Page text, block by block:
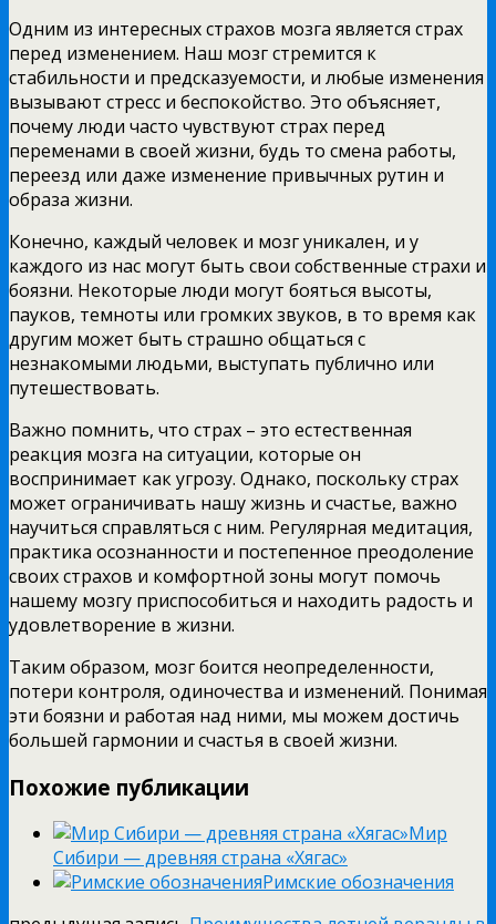
Одним из интересных страхов мозга является страх
перед изменением. Наш мозг стремится к
стабильности и предсказуемости, и любые изменения
вызывают стресс и беспокойство. Это объясняет,
почему люди часто чувствуют страх перед
переменами в своей жизни, будь то смена работы,
переезд или даже изменение привычных рутин и
образа жизни.
Конечно, каждый человек и мозг уникален, и у
каждого из нас могут быть свои собственные страхи и
боязни. Некоторые люди могут бояться высоты,
пауков, темноты или громких звуков, в то время как
другим может быть страшно общаться с
незнакомыми людьми, выступать публично или
путешествовать.
Важно помнить, что страх – это естественная
реакция мозга на ситуации, которые он
воспринимает как угрозу. Однако, поскольку страх
может ограничивать нашу жизнь и счастье, важно
научиться справляться с ним. Регулярная медитация,
практика осознанности и постепенное преодоление
своих страхов и комфортной зоны могут помочь
нашему мозгу приспособиться и находить радость и
удовлетворение в жизни.
Таким образом, мозг боится неопределенности,
потери контроля, одиночества и изменений. Понимая
эти боязни и работая над ними, мы можем достичь
большей гармонии и счастья в своей жизни.
Похожие публикации
Мир
Сибири — древняя страна «Хягас»
Римские обозначения